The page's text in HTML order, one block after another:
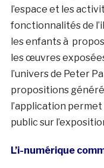
l’espace et les
fonctionnalités de
les enfants à
les œuvres
l’univers de Peter
propositions
l’application
public sur
L’i-numérique